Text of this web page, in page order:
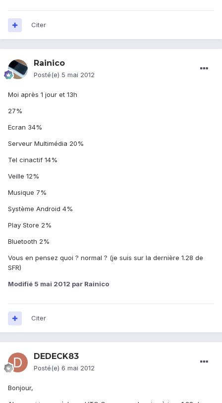
Citer
Rainico
Posté(e) 5 mai 2012
Moi après 1 jour et 13h
27%
Ecran 34%
Serveur Multimédia 20%
Tel cinactif 14%
Veille 12%
Musique 7%
Système Android 4%
Play Store 2%
Bluetooth 2%
Vous en pensez quoi ? normal ? (je suis sur la dernière 1.28 de
SFR)
Modifié 5 mai 2012 par Rainico
Citer
DEDECK83
Posté(e) 6 mai 2012
Bonjour,